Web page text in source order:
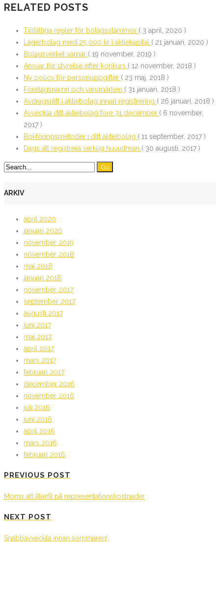
RELATED POSTS
Tillfälliga regler för bolagsstämmor ( 3 april, 2020 )
Lagerbolag med 25 000 kr i aktiekapital ( 21 januari, 2020 )
Bolagsverket varnar ( 19 november, 2019 )
Ansvar för styrelse efter konkurs ( 12 november, 2018 )
Ny policy för personuppgifter ( 23 maj, 2018 )
Företagsnamn och varumärken ( 31 januari, 2018 )
Avdragsrätt i aktiebolag innan registrering ( 26 januari, 2018 )
Avveckla ditt aktiebolag före 31 december ( 6 november,
2017 )
Bokföringsmetoder i ditt aktiebolag ( 11 september, 2017 )
Dags att registrera verklig huvudman ( 30 augusti, 2017 )
ARKIV
april 2020
januari 2020
november 2019
november 2018
maj 2018
januari 2018
november 2017
september 2017
augusti 2017
juni 2017
maj 2017
april 2017
mars 2017
februari 2017
december 2016
november 2016
juli 2016
juni 2016
april 2016
mars 2016
februari 2016
PREVIOUS POST
Moms att återfå på representationskostnader
NEXT POST
Snabbavveckla innan sommaren!